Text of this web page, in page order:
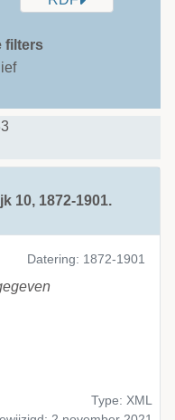
filters
tabel op: Laatst
10, 1872-1901.
Datering: 1872-1901
Type: XML